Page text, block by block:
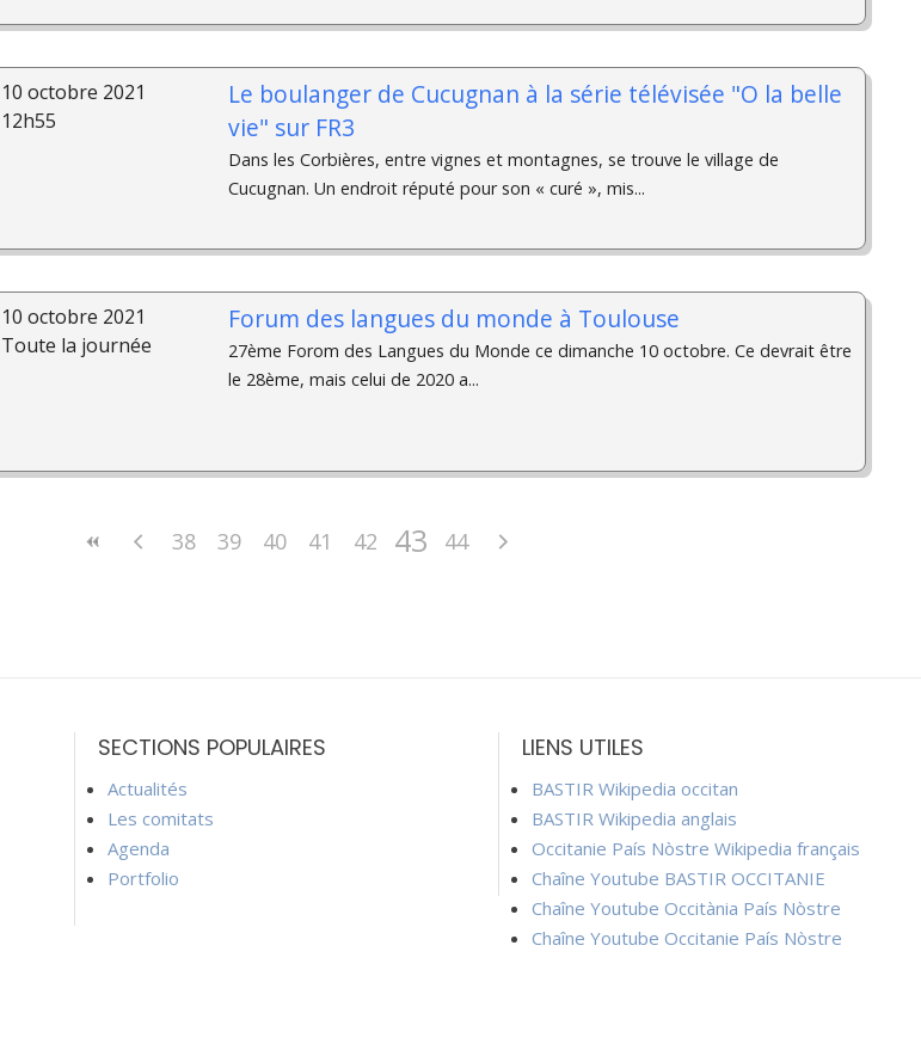
10 octobre 2021
12h55
Le boulanger de Cucugnan à la série télévisée "O la belle
vie" sur FR3
Dans les Corbières, entre vignes et montagnes, se trouve le village de
Cucugnan. Un endroit réputé pour son « curé », mis...
10 octobre 2021
Toute la journée
Forum des langues du monde à Toulouse
27ème Forom des Langues du Monde ce dimanche 10 octobre. Ce devrait être
le 28ème, mais celui de 2020 a...
38 39 40 41 42 43 44
SECTIONS POPULAIRES
Actualités
Les comitats
Agenda
Portfolio
LIENS UTILES
BASTIR Wikipedia occitan
BASTIR Wikipedia anglais
Occitanie País Nòstre Wikipedia français
Chaîne Youtube BASTIR OCCITANIE
Chaîne Youtube Occitània País Nòstre
Chaîne Youtube Occitanie País Nòstre